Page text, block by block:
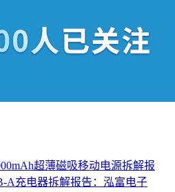
超薄磁吸移动电源拆解报
A充电器拆解报告：泓富电子